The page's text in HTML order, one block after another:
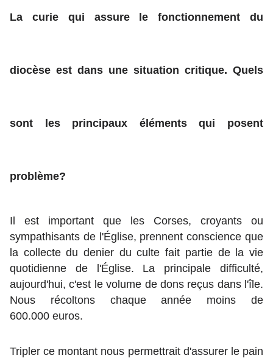
La curie qui assure le fonctionnement du
diocèse est dans une situation critique. Quels
sont les principaux éléments qui posent
problème?
Il est important que les Corses, croyants ou
sympathisants de l'Église, prennent conscience que
la collecte du denier du culte fait partie de la vie
quotidienne de l'Église. La principale difficulté,
aujourd'hui, c'est le volume de dons reçus dans l'île.
Nous récoltons chaque année moins de
600.000 euros.
Tripler ce montant nous permettrait d'assurer le pain